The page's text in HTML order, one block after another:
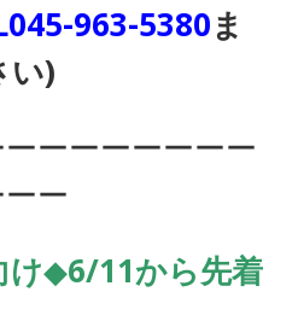
963-5380ま
い)
ーーーーーーー
ー
け◆6/11から先着